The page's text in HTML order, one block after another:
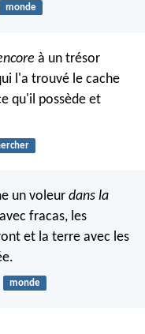
monde
à un trésor
l'a trouvé le cache
qu'il possède et
un voleur dans la
fracas, les
et la terre avec les
monde